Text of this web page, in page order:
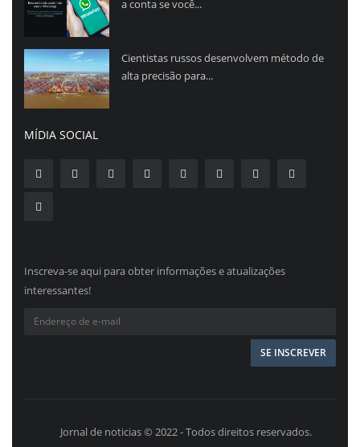
a conta se você...
Cientistas russos desenvolvem método de
alta precisão para...
MÍDIA SOCIAL
Inscreva-se aqui para obter informações e atualizações
interessantes!
Jornal de noticias © 2022 - Todos direitos reservados.